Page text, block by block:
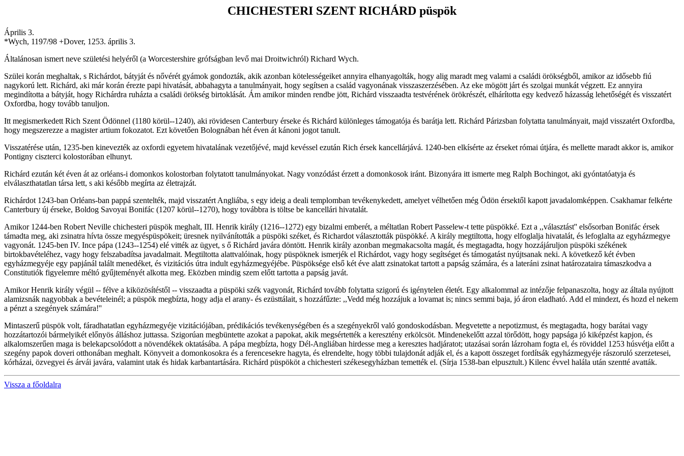
CHICHESTERI SZENT RICHÁRD püspök
Április 3.
*Wych, 1197/98 +Dover, 1253. április 3.
Általánosan ismert neve születési helyéről (a Worcestershire grófságban levő mai Droitwichról) Richard Wych.
Szülei korán meghaltak, s Richárdot, bátyját és nővérét gyámok gondozták, akik azonban kötelességeiket annyira elhanyagolták, hogy alig maradt meg valami a családi örökségből, amikor az idősebb fiú
nagykorú lett. Richárd, aki már korán érezte papi hivatását, abbahagyta a tanulmányait, hogy segítsen a család vagyonának visszaszerzésében. Az eke mögött járt és szolgai munkát végzett. Ez annyira
megindította a bátyját, hogy Richárdra ruházta a családi örökség birtoklását. Ám amikor minden rendbe jött, Richárd visszaadta testvérének örökrészét, elhárította egy kedvező házasság lehetőségét és visszatért
Oxfordba, hogy tovább tanuljon.
Itt megismerkedett Rich Szent Ödönnel (1180 körül--1240), aki rövidesen Canterbury érseke és Richárd különleges támogatója és barátja lett. Richárd Párizsban folytatta tanulmányait, majd visszatért Oxfordba,
hogy megszerezze a magister artium fokozatot. Ezt követően Bolognában hét éven át kánoni jogot tanult.
Visszatérése után, 1235-ben kinevezték az oxfordi egyetem hivatalának vezetőjévé, majd kevéssel ezután Rich érsek kancellárjává. 1240-ben elkísérte az érseket római útjára, és mellette maradt akkor is, amikor
Pontigny ciszterci kolostorában elhunyt.
Richárd ezután két éven át az orléans-i domonkos kolostorban folytatott tanulmányokat. Nagy vonzódást érzett a domonkosok iránt. Bizonyára itt ismerte meg Ralph Bochingot, aki gyóntatóatyja és
elválaszthatatlan társa lett, s aki később megírta az életrajzát.
Richárdot 1243-ban Orléans-ban pappá szentelték, majd visszatért Angliába, s egy ideig a deali templomban tevékenykedett, amelyet vélhetően még Ödön érsektől kapott javadalomképpen. Csakhamar felkérte
Canterbury új érseke, Boldog Savoyai Bonifác (1207 körül--1270), hogy továbbra is töltse be kancellári hivatalát.
Amikor 1244-ben Robert Neville chichesteri püspök meghalt, III. Henrik király (1216--1272) egy bizalmi emberét, a méltatlan Robert Passelew-t tette püspökké. Ezt a ,,választást'' elsősorban Bonifác érsek
támadta meg, aki zsinatra hívta össze megyéspüspökeit; üresnek nyilvánították a püspöki széket, és Richardot választották püspökké. A király megtiltotta, hogy elfoglalja hivatalát, és lefoglalta az egyházmegye
vagyonát. 1245-ben IV. Ince pápa (1243--1254) elé vitték az ügyet, s ő Richárd javára döntött. Henrik király azonban megmakacsolta magát, és megtagadta, hogy hozzájáruljon püspöki székének
birtokbavételéhez, vagy hogy felszabadítsa javadalmait. Megtiltotta alattvalóinak, hogy püspöknek ismerjék el Richárdot, vagy hogy segítséget és támogatást nyújtsanak neki. A következő két évben
egyházmegyéje egy papjánál talált menedéket, és vizitációs útra indult egyházmegyéjébe. Püspöksége első két éve alatt zsinatokat tartott a papság számára, és a lateráni zsinat határozataira támaszkodva a
Constitutiók figyelemre méltó gyűjteményét alkotta meg. Eközben mindig szem előtt tartotta a papság javát.
Amikor Henrik király végül -- félve a kiközösítéstől -- visszaadta a püspöki szék vagyonát, Richárd tovább folytatta szigorú és igénytelen életét. Egy alkalommal az intézője felpanaszolta, hogy az általa nyújtott
alamizsnák nagyobbak a bevételeinél; a püspök megbízta, hogy adja el arany- és ezüsttálait, s hozzáfűzte: ,,Vedd még hozzájuk a lovamat is; nincs semmi baja, jó áron eladható. Add el mindezt, és hozd el nekem
a pénzt a szegények számára!''
Mintaszerű püspök volt, fáradhatatlan egyházmegyéje vizitációjában, prédikációs tevékenységében és a szegényekről való gondoskodásban. Megvetette a nepotizmust, és megtagadta, hogy barátai vagy
hozzátartozói bármelyikét előnyös álláshoz juttassa. Szigorúan megbüntette azokat a papokat, akik megsértették a keresztény erkölcsöt. Mindenekelőtt azzal törődött, hogy papsága jó kiképzést kapjon, és
alkalomszerűen maga is belekapcsolódott a növendékek oktatásába. A pápa megbízta, hogy Dél-Angliában hirdesse meg a keresztes hadjáratot; utazásai során lázroham fogta el, és röviddel 1253 húsvétja előtt a
szegény papok doveri otthonában meghalt. Könyveit a domonkosokra és a ferencesekre hagyta, és elrendelte, hogy többi tulajdonát adják el, és a kapott összeget fordítsák egyházmegyéje rászoruló szerzetesei,
kórházai, özvegyei és árvái javára, valamint utak és hidak karbantartására. Richárd püspököt a chichesteri székesegyházban temették el. (Sírja 1538-ban elpusztult.) Kilenc évvel halála után szentté avatták.
Vissza a főoldalra